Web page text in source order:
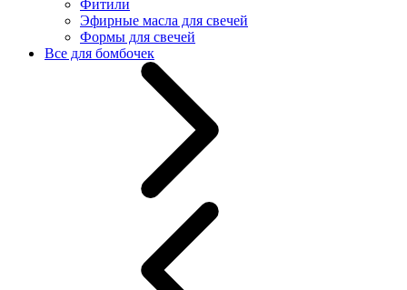
Фитили
Эфирные масла для свечей
Формы для свечей
Все для бомбочек